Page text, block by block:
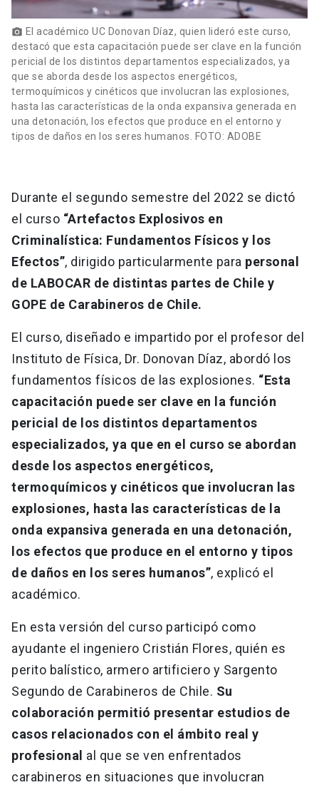
photo_camera El académico UC Donovan Díaz, quien lideró este curso,
destacó que esta capacitación puede ser clave en la función
pericial de los distintos departamentos especializados, ya
que se aborda desde los aspectos energéticos,
termoquímicos y cinéticos que involucran las explosiones,
hasta las características de la onda expansiva generada en
una detonación, los efectos que produce en el entorno y
tipos de daños en los seres humanos. FOTO: ADOBE
Durante el segundo semestre del 2022 se dictó
el curso “Artefactos Explosivos en
Criminalística: Fundamentos Físicos y los
Efectos”, dirigido particularmente para personal
de LABOCAR de distintas partes de Chile y
GOPE de Carabineros de Chile.
El curso, diseñado e impartido por el profesor del
Instituto de Física, Dr. Donovan Díaz, abordó los
fundamentos físicos de las explosiones. “Esta
capacitación puede ser clave en la función
pericial de los distintos departamentos
especializados, ya que en el curso se abordan
desde los aspectos energéticos,
termoquímicos y cinéticos que involucran las
explosiones, hasta las características de la
onda expansiva generada en una detonación,
los efectos que produce en el entorno y tipos
de daños en los seres humanos”, explicó el
académico.
En esta versión del curso participó como
ayudante el ingeniero Cristián Flores, quién es
perito balístico, armero artificiero y Sargento
Segundo de Carabineros de Chile. Su
colaboración permitió presentar estudios de
casos relacionados con el ámbito real y
profesional al que se ven enfrentados
carabineros en situaciones que involucran